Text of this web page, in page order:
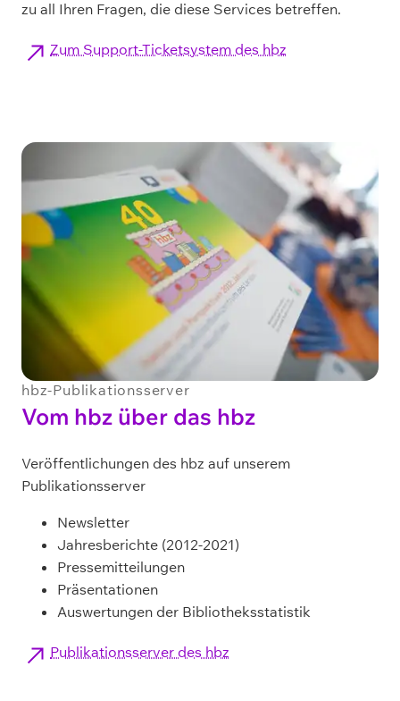
zu all Ihren Fragen, die diese Services betreffen.
Zum Support-Ticketsystem des hbz
hbz-Publikationsserver
Vom hbz über das hbz
Veröffentlichungen des hbz auf unserem
Publikationsserver
Newsletter
Jahresberichte (2012-2021)
Pressemitteilungen
Präsentationen
Auswertungen der Bibliotheksstatistik
Publikationsserver des hbz